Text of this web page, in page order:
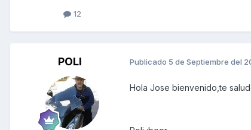
12
POLI Publicado 5 de Septiembre del
Hola Jose bienvenido,te